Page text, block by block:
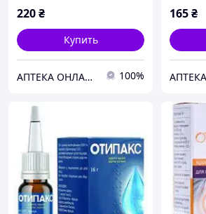
220₴
Купить
АПТЕКА ОНЛАЙН ТЕХМЕДСЕРВІС 100%
165₴